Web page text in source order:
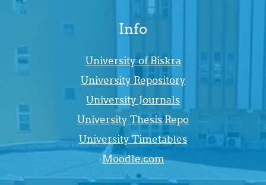
Info
University of Biskra
University Repository
University Journals
University Thesis Repo
University Timetables
Moodle.com